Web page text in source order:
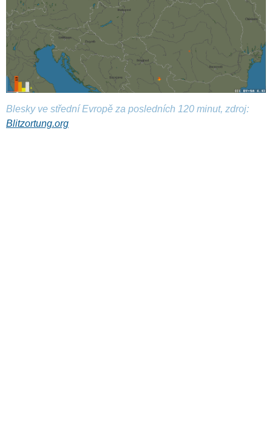
Blesky ve střední Evropě za posledních 120 minut, zdroj:
Blitzortung.org